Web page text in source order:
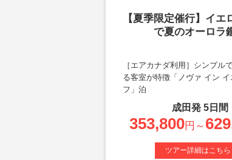
【夏季限定催行】イエ
で夏のオーロラ
［エアカナダ利用］シンプル
る客室が特徴「ノヴァ イン イ
フ」泊
成田発5 日間
353,800円～
ツアー詳細はこちら